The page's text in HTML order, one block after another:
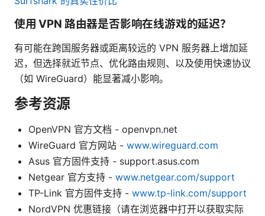
使用 VPN 路由器是否影响在线游戏的延迟？
有可能在跨国服务器或距离较远的 VPN 服务器上增加延
迟，但选择就近节点、优化路由规则、以及使用快速协议
（如 WireGuard）能显著减小影响。
参考资源
OpenVPN 官方文档 - openvpn.net
WireGuard 官方网站 - www.wireguard.com
Asus 官方固件支持 - support.asus.com
Netgear 官方支持 - www.netgear.com/support
TP-Link 官方固件支持 - www.tp-link.com/support
NordVPN 优惠链接（请在浏览器中打开以获取实际